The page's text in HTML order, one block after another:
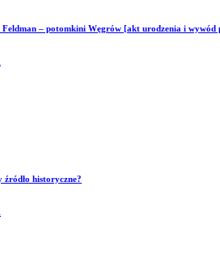
Feldman – potomkini Węgrów [akt urodzenia i wywód
źródło historyczne?